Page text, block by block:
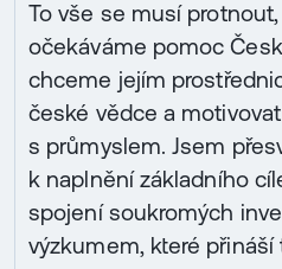
To vše se musí
očekáváme pomoc
chceme jejím
české vědce a
s průmyslem. Jsem
k naplnění základního
spojení soukromých
výzkumem, které přináší